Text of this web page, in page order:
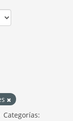
Categorías: